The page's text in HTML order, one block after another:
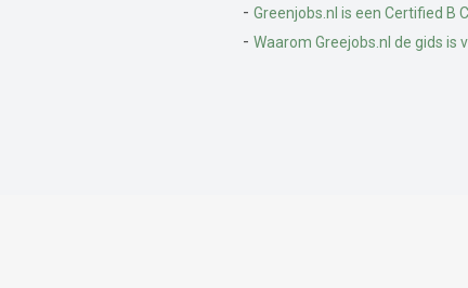
- Greenjobs.nl is een Certified B
- Waarom Greejobs.nl de gids is